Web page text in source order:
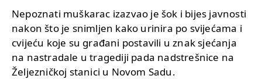
Nepoznati muškarac izazvao je šok i bijes javnosti
nakon što je snimljen kako urinira po svijećama i
cvijeću koje su građani postavili u znak sjećanja
na nastradale u tragediji pada nadstrešnice na
Željezničkoj stanici u Novom Sadu.